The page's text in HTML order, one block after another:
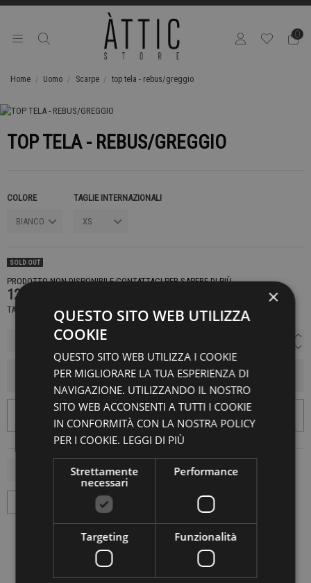
0
Home Uomo Scarpe top tela - rebus/greggio
TOP TELA - REBUS/GREGGIO
COLORE TAGLIE INTERNAZIONALI
SOLD OUT
PRODOTTO NON DISPONIBILE CONTATTACI PER SAPERE DI PIÙ
129,00 €
TASSE INCLUSE
AGGIUNGI AL CARRELLO
×
QUESTO SITO WEB UTILIZZA
COOKIE
QUESTO SITO WEB UTILIZZA I COOKIE
PER MIGLIORARE LA TUA ESPERIENZA DI
NAVIGAZIONE. UTILIZZANDO IL NOSTRO
SITO WEB ACCONSENTI A TUTTI I COOKIE
IN CONFORMITÀ CON LA NOSTRA POLICY
PER I COOKIE. LEGGI DI PIÙ
Strettamente
necessari
Performance
Targeting Funzionalità